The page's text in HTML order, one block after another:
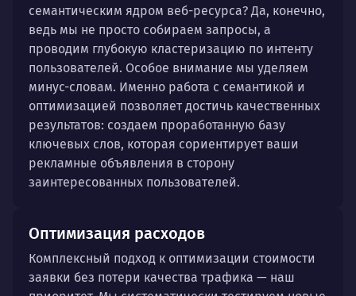
семантическим ядром веб-ресурса? Да, конечно,
ведь мы не просто собираем запросы, а
проводим глубокую кластеризацию по интенту
пользователей. Особое внимание мы уделяем
минус-словам. Именно работа с семантикой и
оптимизацией позволяет достичь качественных
результатов: создаем проработанную базу
ключевых слов, которая сориентирует ваши
рекламные объявления в сторону
заинтересованных пользователей.
Оптимизация расходов
Комплексный подход к оптимизации стоимости
заявки без потери качества трафика — наш